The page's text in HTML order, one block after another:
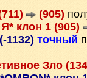
(905)
клон 1 (905)
(-1132) точный
Зло